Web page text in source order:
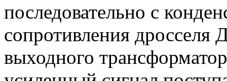
последовательно с
сопротивления дросселя
выходного